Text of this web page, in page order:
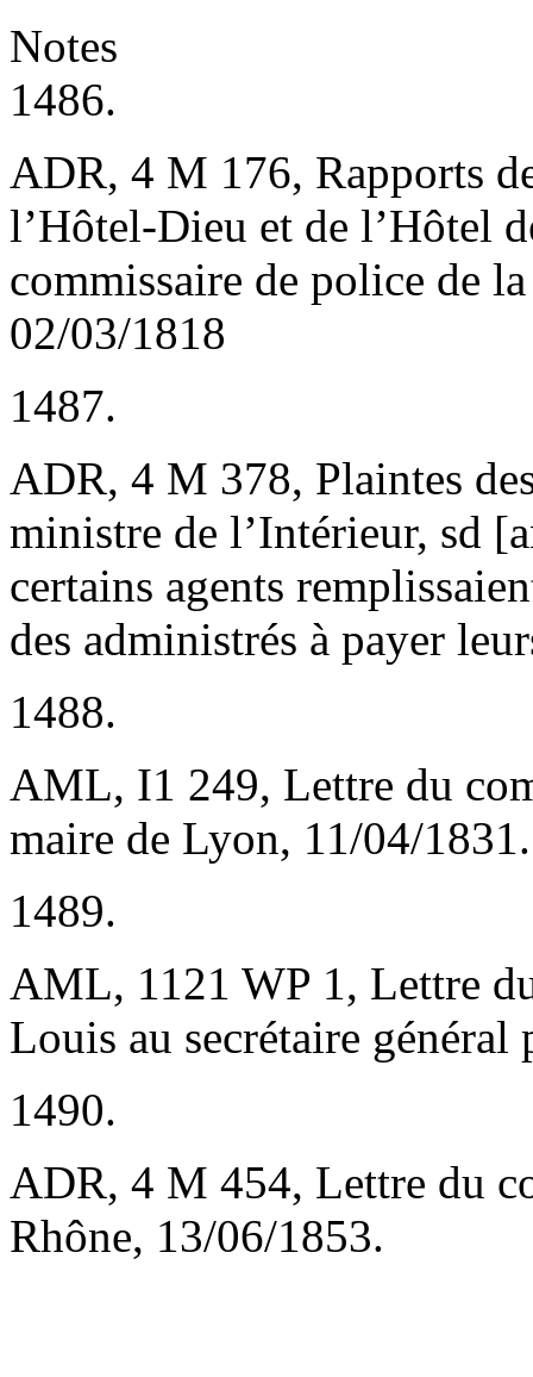
Notes
1486.
ADR, 4 M 176, Rapports
l’Hôtel-Dieu et de l’Hôtel
commissaire de police de
02/03/1818
1487.
ADR, 4 M 378, Plaintes
ministre de l’Intérieur, sd
certains agents
des administrés à payer
1488.
AML, I1 249, Lettre du
maire de Lyon, 11/04/1831.
1489.
AML, 1121 WP 1, Lettre
Louis au secrétaire
1490.
ADR, 4 M 454, Lettre du
Rhône, 13/06/1853.